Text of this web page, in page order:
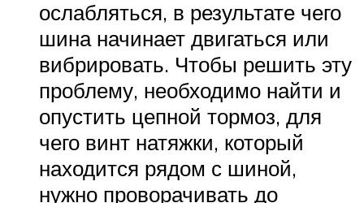
ослабляться, в результате чего
шина начинает двигаться или
вибрировать. Чтобы решить эту
проблему, необходимо найти и
опустить цепной тормоз, для
чего винт натяжки, который
находится рядом с шиной,
нужно проворачивать до